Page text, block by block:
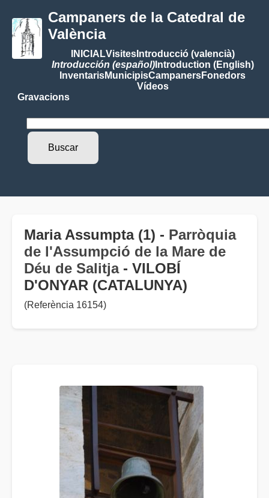
Campaners de la Catedral de
València
INICIALVisitesIntroducció (valencià)
Introducción (español)Introduction (English)
InventarisMunicipisCampanersFonedors
Vídeos
Gravacions
Maria Assumpta (1) - Parròquia
de l'Assumpció de la Mare de
Déu de Salitja- VILOBÍ
D'ONYAR (CATALUNYA)
(Referència 16154)